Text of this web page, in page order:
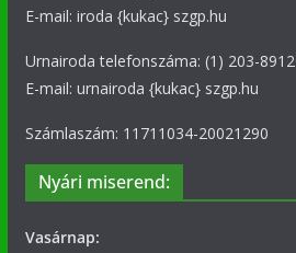
E-mail: iroda {kukac} szgp.hu
Urnairoda telefonszáma: (1) 203-8912
E-mail: urnairoda {kukac} szgp.hu
Számlaszám: 11711034-20021290
Nyári miserend:
Vasárnap: